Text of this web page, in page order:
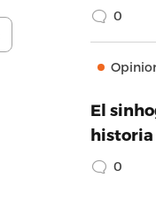
0
El
historia
0